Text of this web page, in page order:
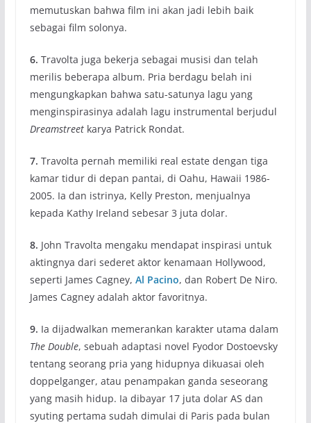
memutuskan bahwa film ini akan jadi lebih baik
sebagai film solonya.
6. Travolta juga bekerja sebagai musisi dan telah
merilis beberapa album. Pria berdagu belah ini
mengungkapkan bahwa satu-satunya lagu yang
menginspirasinya adalah lagu instrumental berjudul
Dreamstreetkarya Patrick Rondat.
7. Travolta pernah memiliki real estate dengan tiga
kamar tidur di depan pantai, di Oahu, Hawaii 1986-
2005. Ia dan istrinya, Kelly Preston, menjualnya
kepada Kathy Ireland sebesar 3 juta dolar.
8. John Travolta mengaku mendapat inspirasi untuk
aktingnya dari sederet aktor kenamaan Hollywood,
seperti James Cagney, Al Pacino, dan Robert De Niro.
James Cagney adalah aktor favoritnya.
9. Ia dijadwalkan memerankan karakter utama dalam
The Double, sebuah adaptasi novel Fyodor Dostoevsky
tentang seorang pria yang hidupnya dikuasai oleh
doppelganger, atau penampakan ganda seseorang
yang masih hidup. Ia dibayar 17 juta dolar AS dan
syuting pertama sudah dimulai di Paris pada bulan